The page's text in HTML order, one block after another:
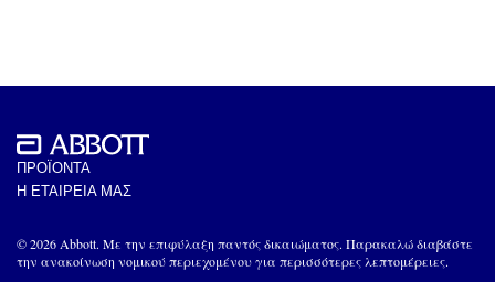
ΠΡΟΪΟΝΤΑ
Η ΕΤΑΙΡΕΙΑ ΜΑΣ
© 2026 Abbott. Με την επιφύλαξη παντός δικαιώματος. Παρακαλώ διαβάστε
την ανακοίνωση νομικού περιεχομένου για περισσότερες λεπτομέρειες.